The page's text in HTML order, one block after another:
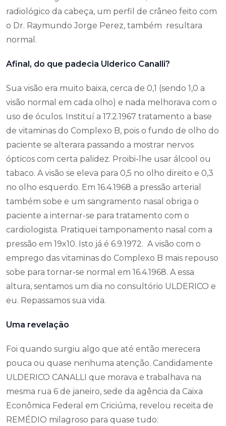
radiológico da cabeça, um perfil de crâneo feito com
o Dr. Raymundo Jorge Perez, também resultara
normal.
Afinal, do que padecia Ulderico Canalli?
Sua visão era muito baixa, cerca de 0,1 (sendo 1,0 a
visão normal em cada olho) e nada melhorava com o
uso de óculos. Instituí a 17.2.1967 tratamento a base
de vitaminas do Complexo B, pois o fundo de olho do
paciente se alterara passando a mostrar nervos
ópticos com certa palidez. Proibi-lhe usar álcool ou
tabaco. A visão se eleva para 0,5 no olho direito e 0,3
no olho esquerdo. Em 16.4.1968 a pressão arterial
também sobe e um sangramento nasal obriga o
paciente a internar-se para tratamento com o
cardiologista. Pratiquei tamponamento nasal com a
pressão em 19x10. Isto já é 6.9.1972. A visão com o
emprego das vitaminas do Complexo B mais repouso
sobe para tornar-se normal em 16.4.1968. A essa
altura, sentamos um dia no consultório ULDERICO e
eu. Repassamos sua vida.
Uma revelação
Foi quando surgiu algo que até então merecera
pouca ou quase nenhuma atenção. Candidamente
ULDERICO CANALLI que morava e trabalhava na
mesma rua 6 de janeiro, sede da agência da Caixa
Econômica Federal em Criciúma, revelou receita de
REMÉDIO milagroso para quase tudo: